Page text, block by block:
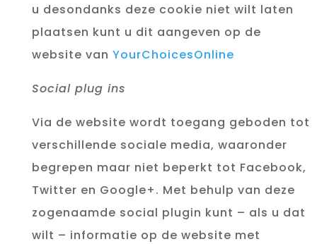
u desondanks deze cookie niet wilt laten
plaatsen kunt u dit aangeven op de
website van YourChoicesOnline
Social plug ins
Via de website wordt toegang geboden tot
verschillende sociale media, waaronder
begrepen maar niet beperkt tot Facebook,
Twitter en Google+. Met behulp van deze
zogenaamde social plugin kunt – als u dat
wilt – informatie op de website met